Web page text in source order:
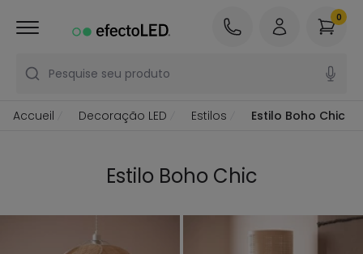
Pesquise seu produto
0
Accueil Decoração LED Estilos Estilo Boho Chic
Estilo Boho Chic